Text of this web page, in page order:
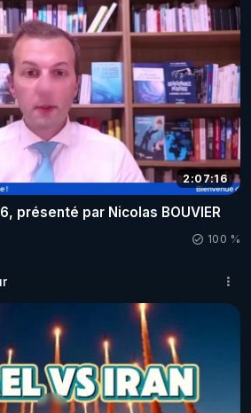
2:07:16
présenté par Nicolas BOUVIER
100 %